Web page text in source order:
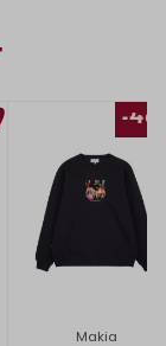
-
Makia